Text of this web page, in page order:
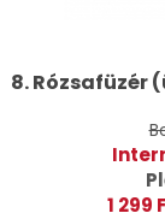
8. Rózsafüzér
1 299